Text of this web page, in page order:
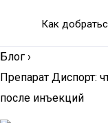
Как
Блог ›
Препарат Диспорт:
после инъекций